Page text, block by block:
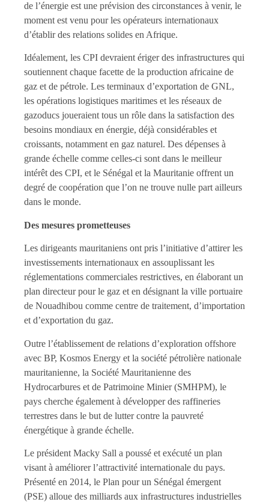
de l’énergie est une prévision des circonstances à venir, le
moment est venu pour les opérateurs internationaux
d’établir des relations solides en Afrique.
Idéalement, les CPI devraient ériger des infrastructures qui
soutiennent chaque facette de la production africaine de
gaz et de pétrole. Les terminaux d’exportation de GNL,
les opérations logistiques maritimes et les réseaux de
gazoducs joueraient tous un rôle dans la satisfaction des
besoins mondiaux en énergie, déjà considérables et
croissants, notamment en gaz naturel. Des dépenses à
grande échelle comme celles-ci sont dans le meilleur
intérêt des CPI, et le Sénégal et la Mauritanie offrent un
degré de coopération que l’on ne trouve nulle part ailleurs
dans le monde.
Des mesures prometteuses
Les dirigeants mauritaniens ont pris l’initiative d’attirer les
investissements internationaux en assouplissant les
réglementations commerciales restrictives, en élaborant un
plan directeur pour le gaz et en désignant la ville portuaire
de Nouadhibou comme centre de traitement, d’importation
et d’exportation du gaz.
Outre l’établissement de relations d’exploration offshore
avec BP, Kosmos Energy et la société pétrolière nationale
mauritanienne, la Société Mauritanienne des
Hydrocarbures et de Patrimoine Minier (SMHPM), le
pays cherche également à développer des raffineries
terrestres dans le but de lutter contre la pauvreté
énergétique à grande échelle.
Le président Macky Sall a poussé et exécuté un plan
visant à améliorer l’attractivité internationale du pays.
Présenté en 2014, le Plan pour un Sénégal émergent
(PSE) alloue des milliards aux infrastructures industrielles